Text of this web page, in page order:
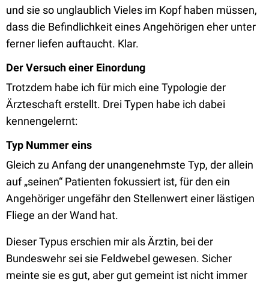
und sie so unglaublich Vieles im Kopf haben müssen,
dass die Befindlichkeit eines Angehörigen eher unter
ferner liefen auftaucht. Klar.
Der Versuch einer Einordung
Trotzdem habe ich für mich eine Typologie der
Ärzteschaft erstellt. Drei Typen habe ich dabei
kennengelernt:
Typ Nummer eins
Gleich zu Anfang der unangenehmste Typ, der allein
auf „seinen“ Patienten fokussiert ist, für den ein
Angehöriger ungefähr den Stellenwert einer lästigen
Fliege an der Wand hat.
Dieser Typus erschien mir als Ärztin, bei der
Bundeswehr sei sie Feldwebel gewesen. Sicher
meinte sie es gut, aber gut gemeint ist nicht immer